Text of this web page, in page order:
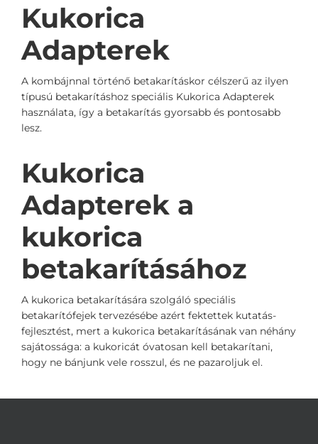
Kukorica
Adapterek
A kombájnnal történő betakarításkor célszerű az ilyen
típusú betakarításhoz speciális Kukorica Adapterek
használata, így a betakarítás gyorsabb és pontosabb
lesz.
Kukorica
Adapterek a
kukorica
betakarításához
A kukorica betakarítására szolgáló speciális
betakarítófejek tervezésébe azért fektettek kutatás-
fejlesztést, mert a kukorica betakarításának van néhány
sajátossága: a kukoricát óvatosan kell betakarítani,
hogy ne bánjunk vele rosszul, és ne pazaroljuk el.